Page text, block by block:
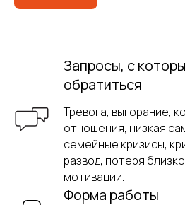
Запросы, с
обратиться
Тревога, выгорание,
отношения, низкая
семейные кризисы,
развод, потеря
мотивации.
Форма работы